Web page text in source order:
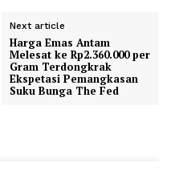
Next article
Harga Emas Antam
Melesat ke Rp2.360.000 per
Gram Terdongkrak
Ekspetasi Pemangkasan
Suku Bunga The Fed